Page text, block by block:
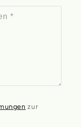
zur